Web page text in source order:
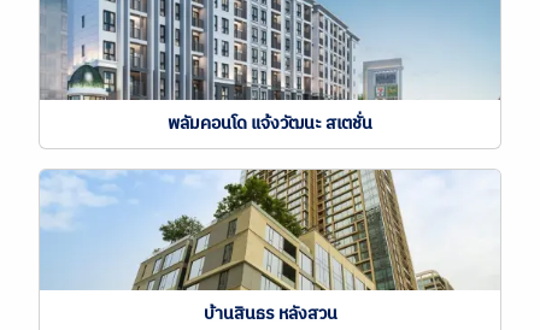
พลัมคอนโด แจ้งวัฒนะ สเตชั่น
บ้านสินธร หลังสวน